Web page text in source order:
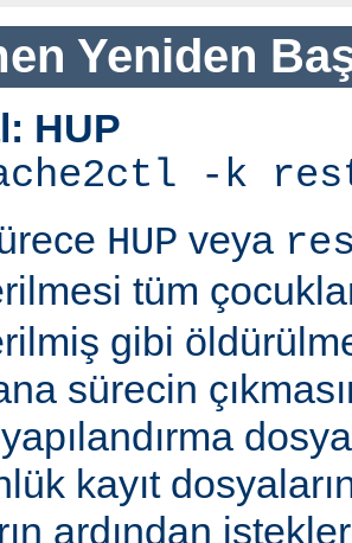
Yeniden
HUP
-k
HUP veya
tüm
gibi
sürecin
kayıt
ardından